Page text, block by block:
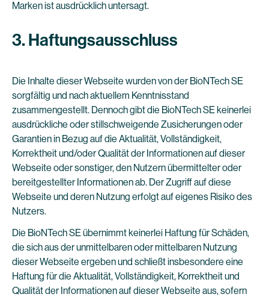
Marken ist ausdrücklich untersagt.
3. Haftungsausschluss
Die Inhalte dieser Webseite wurden von der BioNTech SE
sorgfältig und nach aktuellem Kenntnisstand
zusammengestellt. Dennoch gibt die BioNTech SE keinerlei
ausdrückliche oder stillschweigende Zusicherungen oder
Garantien in Bezug auf die Aktualität, Vollständigkeit,
Korrektheit und/oder Qualität der Informationen auf dieser
Webseite oder sonstiger, den Nutzern übermittelter oder
bereitgestellter Informationen ab. Der Zugriff auf diese
Webseite und deren Nutzung erfolgt auf eigenes Risiko des
Nutzers.
Die BioNTech SE übernimmt keinerlei Haftung für Schäden,
die sich aus der unmittelbaren oder mittelbaren Nutzung
dieser Webseite ergeben und schließt insbesondere eine
Haftung für die Aktualität, Vollständigkeit, Korrektheit und
Qualität der Informationen auf dieser Webseite aus, sofern